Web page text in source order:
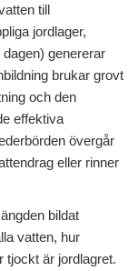
till
jordlager,
genererar
brukar grovt
och den
effektiva
övergår
eller rinner
bildat
vatten, hur
tjockt är jordlagret.